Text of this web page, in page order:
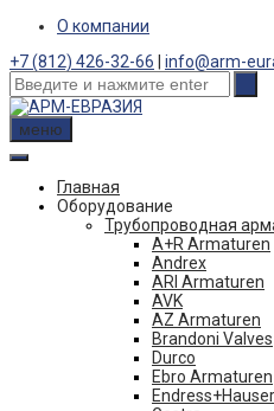
Skip
content
О компании
+7 (812) 426-32-66
info@arm-
меню
Главная
Оборудование
Трубопроводная
A+R Armaturen
Andrex
ARI Armaturen
AVK
AZ Armaturen
Brandoni Valves
Durco
Ebro Armaturen
Endress+Hauser